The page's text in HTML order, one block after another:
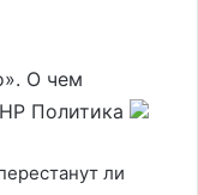
О чем
Политика
ли